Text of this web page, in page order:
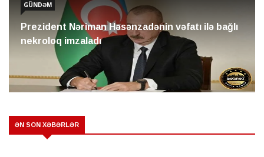
GÜNDƏM
Prezident Nəriman Həsənzadənin vəfatı ilə bağlı
nekroloq imzaladı
ƏN SON XƏBƏRLƏR